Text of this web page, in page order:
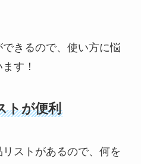
きるので、使い方に悩
す！
トが便利
ストがあるので、何を